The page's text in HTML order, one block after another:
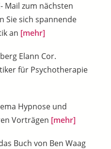
Mail zum nächsten
Sie sich spannende
an [mehr]
Elann Cor.
für Psychotherapie
Hypnose und
Vorträgen [mehr]
Buch von Ben Waag